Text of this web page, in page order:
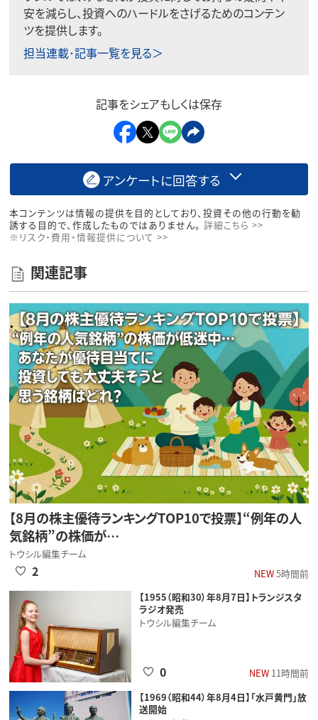
安を減らし、投資へのハードルをさげるためのコンテン
ツを提供します。
担当連載･記事一覧を見る＞
記事をシェアもしくは保存
アンケートに回答する
本コンテンツは情報の提供を目的としており、投資その他の行動を勧
誘する目的で、作成したものではありません。 詳細こちら >>
※リスク・費用・情報提供について >>
関連記事
【8月の株主優待ランキングTOP10で投票】“例年の人
気銘柄”の株価が…
トウシル編集チーム
NEW5時間前
2
【1955（昭和30）年8月7日】トランジスタ
ラジオ発売
トウシル編集チーム
NEW11時間前
0
【1969（昭和44）年8月4日】「水戸黄門」放
送開始